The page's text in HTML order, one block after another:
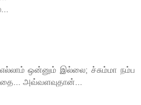
ஒன்னும் இல்லை; ச்சும்மா நம்ப
அவ்வளவுதான்...